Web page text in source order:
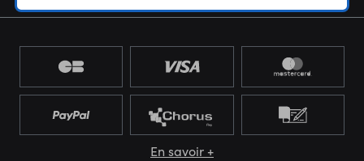
En savoir +